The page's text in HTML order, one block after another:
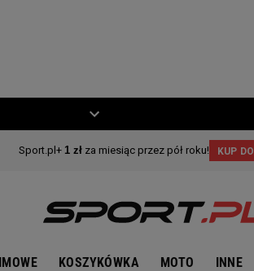
KOSZYKÓWKA MOTO INNE